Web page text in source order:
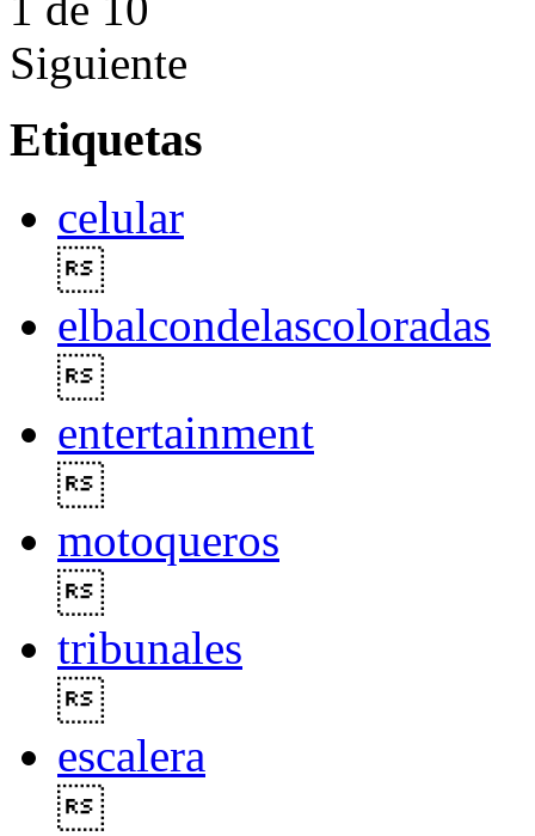
Siguiente
Etiquetas
celular
elbalcondelascoloradas
entertainment
motoqueros
tribunales
escalera